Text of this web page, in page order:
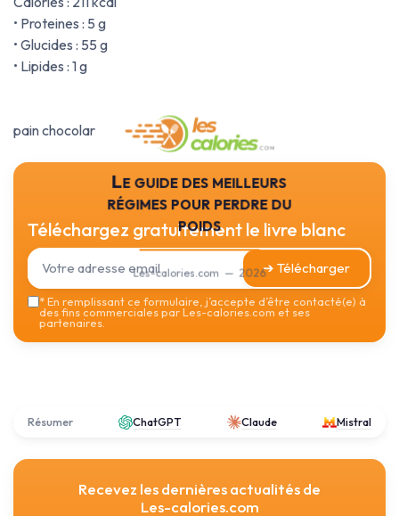
• Proteines : 5 g
• Glucides : 55 g
• Lipides : 1 g
pain chocolar
Le guide des meilleurs
régimes pour perdre du
poids
Les-calories.com — 2026
Téléchargez gratuitement le livre blanc
➔ Télécharger
*En remplissant ce formulaire, j’accepte d’être contacté(e) à
des fins commerciales par Les-calories.com et ses
partenaires.
Résumer ChatGPT Claude Mistral
Recevez les dernières actualités de
Les-calories.com